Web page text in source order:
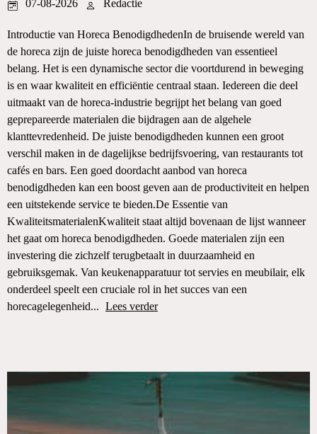
07-08-2026 Redactie
Introductie van Horeca BenodigdhedenIn de bruisende wereld van
de horeca zijn de juiste horeca benodigdheden van essentieel
belang. Het is een dynamische sector die voortdurend in beweging
is en waar kwaliteit en efficiëntie centraal staan. Iedereen die deel
uitmaakt van de horeca-industrie begrijpt het belang van goed
geprepareerde materialen die bijdragen aan de algehele
klanttevredenheid. De juiste benodigdheden kunnen een groot
verschil maken in de dagelijkse bedrijfsvoering, van restaurants tot
cafés en bars. Een goed doordacht aanbod van horeca
benodigdheden kan een boost geven aan de productiviteit en helpen
een uitstekende service te bieden.De Essentie van
KwaliteitsmaterialenKwaliteit staat altijd bovenaan de lijst wanneer
het gaat om horeca benodigdheden. Goede materialen zijn een
investering die zichzelf terugbetaalt in duurzaamheid en
gebruiksgemak. Van keukenapparatuur tot servies en meubilair, elk
onderdeel speelt een cruciale rol in het succes van een
horecagelegenheid... Lees verder